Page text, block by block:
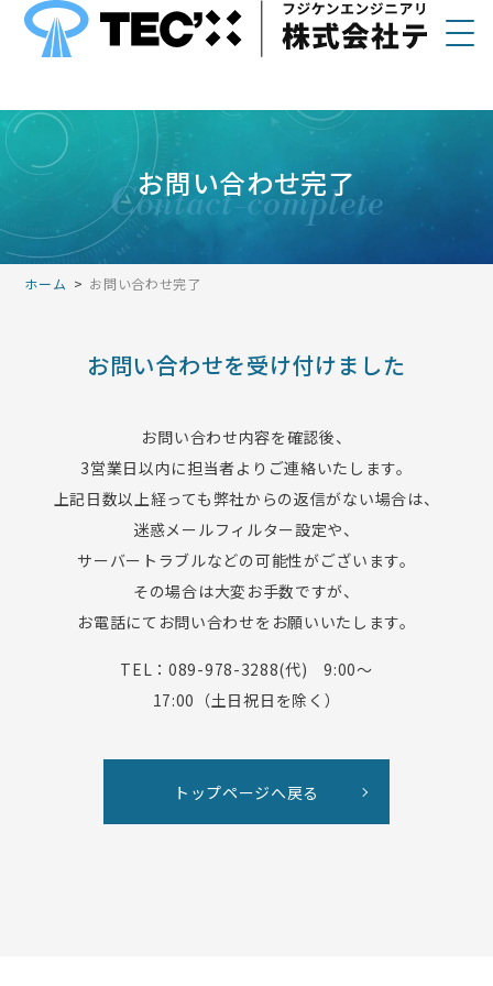
ン
ツ
へ
キ
ッ
ー
シ
ョ
に
移
お問い合わせ完了
contact-complete
ホーム お問い合わせ完了
お問い合わせを受け付けました
お問い合わせ内容を確認後、
3営業日以内に担当者よりご連絡いたします。
上記日数以上経っても弊社からの返信がない場合は、
迷惑メールフィルター設定や、
サーバートラブルなどの可能性がございます。
その場合は大変お手数ですが、
お電話にてお問い合わせをお願いいたします。
TEL：089-978-3288(代) 9:00〜
17:00（土日祝日を除く）
トップページへ戻る